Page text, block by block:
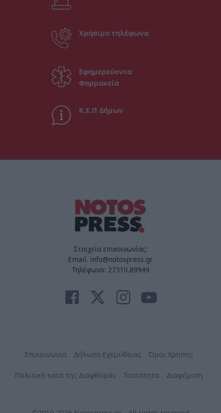
Χρήσιμα τηλέφωνα
Εφημερεύοντα
Φαρμακεία
Κ.Ε.Π Δήμων
Στοιχεία επικοινωνίας:
Email. info@notospress.gr
Τηλέφωνο: 27310.89949
Επικοινωνία Δήλωση Εχεμύθειας Όροι Χρήσης
Πολιτική κατά της Διαφθοράς Ταυτότητα Διαφήμιση